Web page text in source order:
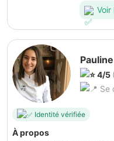
Voir
Pauline
4/5
Se
Identité vérifiée
À propos